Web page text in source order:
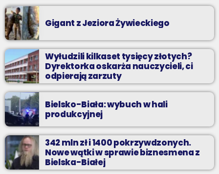
Gigant z Jeziora Żywieckiego
Wyłudzili kilkaset tysięcy złotych?
Dyrektorka oskarża nauczycieli, ci
odpierają zarzuty
Bielsko-Biała: wybuch w hali
produkcyjnej
342 mln zł i 1400 pokrzywdzonych.
Nowe wątki w sprawie biznesmena z
Bielska-Białej